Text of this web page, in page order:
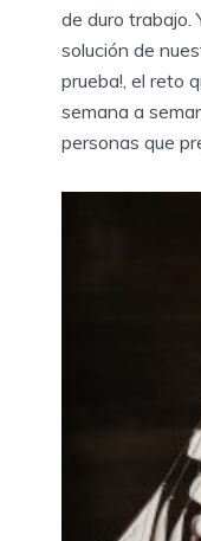
de duro trabajo.
solución de
prueba!, el reto
semana a
personas que